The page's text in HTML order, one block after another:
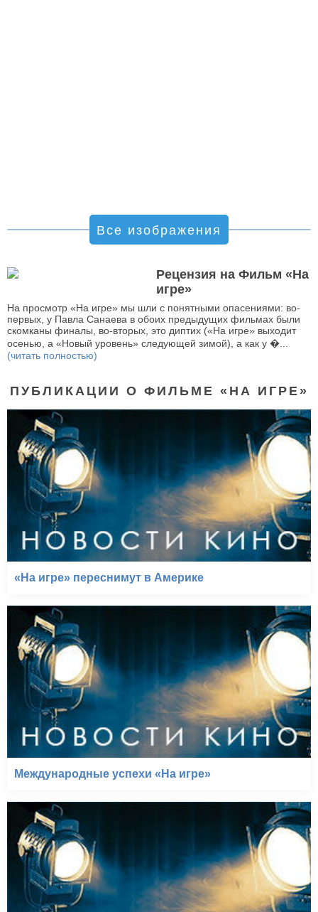
Все изображения
Рецензия на Фильм «На
игре»
На просмотр «На игре» мы шли с понятными опасениями: во-
первых, у Павла Санаева в обоих предыдущих фильмах были
скомканы финалы, во-вторых, это диптих («На игре» выходит
осенью, а «Новый уровень» следующей зимой), а как у �...
(читать полностью)
ПУБЛИКАЦИИ О ФИЛЬМЕ «НА ИГРЕ»
«На игре» переснимут в Америке
Международные успехи «На игре»